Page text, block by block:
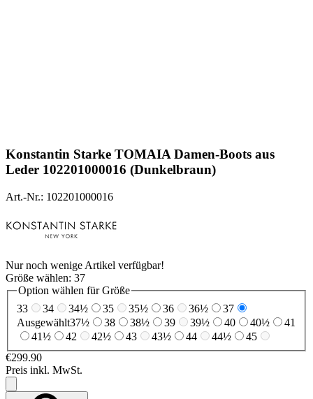
Konstantin Starke TOMAIA Damen-Boots aus
Leder 102201000016 (Dunkelbraun)
Art.-Nr.: 102201000016
Nur noch wenige Artikel verfügbar!
Größe wählen: 37
Option wählen für Größe
33
34 34½ 35 35½ 36 36½
37
Ausgewählt37½ 38 38½ 39 39½ 40 40½
41
41½
42 42½ 43 43½ 44 44½
45
€299.90
Preis inkl. MwSt.